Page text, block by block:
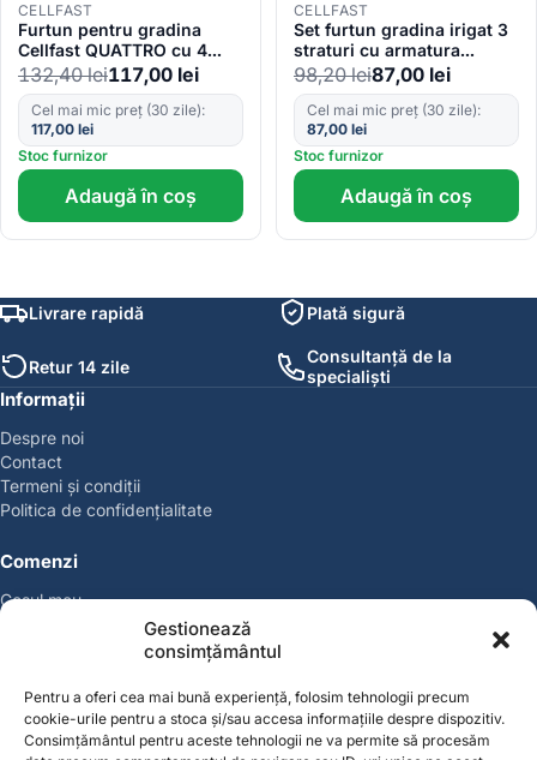
Gestionează
consimțământul
Pentru a oferi cea mai bună experiență, folosim tehnologii precum
cookie-urile pentru a stoca și/sau accesa informațiile despre dispozitiv.
Consimțământul pentru aceste tehnologii ne va permite să procesăm
CELLFAST
Furtun pentru gradina
Cellfast QUATTRO cu 4
straturi, 1 2 , Armat, 50m,
protectie UV
132,40lei117,00 lei
Cel mai mic preț (30 zile):
117,00 lei
Stoc furnizor
Adaugă în coș
CELLFAST
Set furtun gradina irigat 3
straturi cu armatura
ECONOMIC Cellfast ,3 4
20m, stropitor, conector
98,20lei87,00 lei
Cel mai mic preț (30 zile):
87,00 lei
Stoc furnizor
Adaugă în coș
Livrare rapidă Plată sigură
Retur 14 zile
Consultanță de la
specialiști
Informații
Despre noi
Contact
Termeni și condiții
Politica de confidențialitate
Comenzi
Coșul meu
Cont